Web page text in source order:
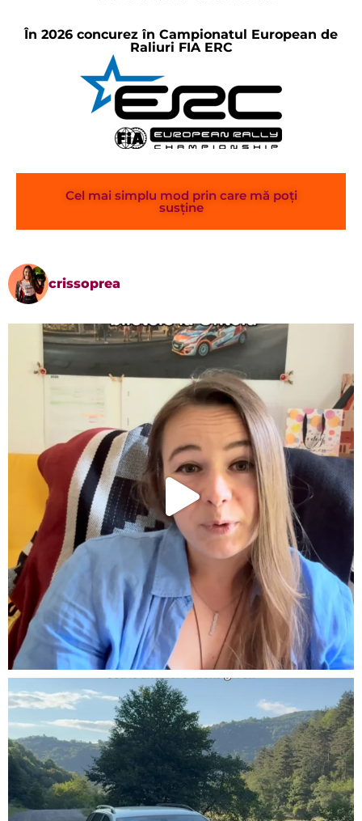
În 2026 concurez în Campionatul European de
Raliuri FIA ERC
Cel mai simplu mod prin care mă poți
susține
crissoprea